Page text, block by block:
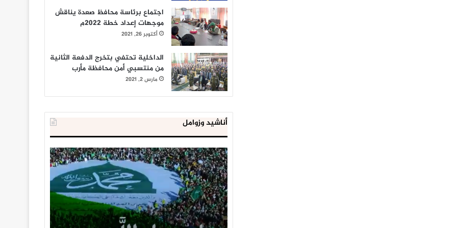
اجتماع برئاسة محافظ صعدة يناقش
موجهات إعداد خطة 2022م
أكتوبر 26, 2021
الداخلية تحتفي بتخرج الدفعة الثانية
من منتسبي أمن محافظة مأرب
مارس 2, 2021
أناشيد وزوامل
العدو
الإسرائيلي
اعتقل
543
طفلا
فلسطينيا
خلال
يناير 31, 2021
الداخلية
المصرية
إحباط
‘مخطط
كبير’
للإخوان